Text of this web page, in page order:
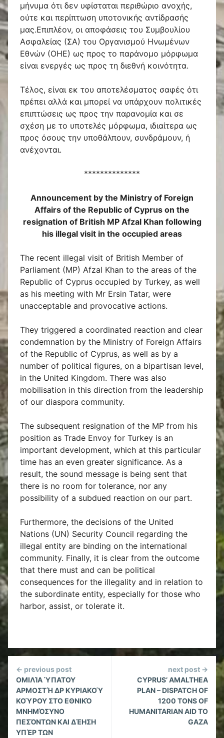
μήνυμα ότι δεν υφίσταται περιθώριο ανοχής,
ούτε και περίπτωση υποτονικής αντίδρασής
μας.Επιπλέον, οι αποφάσεις του Συμβουλίου
Ασφαλείας (ΣΑ) του Οργανισμού Ηνωμένων
Εθνών (ΟΗΕ) ως προς το παράνομο μόρφωμα
είναι ενεργές ως προς τη διεθνή κοινότητα.
Τέλος, είναι εκ του αποτελέσματος σαφές ότι
πρέπει αλλά και μπορεί να υπάρχουν πολιτικές
επιπτώσεις ως προς την παρανομία και σε
σχέση με το υποτελές μόρφωμα, ιδιαίτερα ως
προς όσους την υποθάλπουν, συνδράμουν, ή
ανέχονται.
**************
Announcement by the Ministry of Foreign
Affairs of the Republic of Cyprus on the
resignation of British MP Afzal Khan following
his illegal visit in the occupied areas
The recent illegal visit of British Member of
Parliament (MP) Afzal Khan to the areas of the
Republic of Cyprus occupied by Turkey, as well
as his meeting with Mr Ersin Tatar, were
unacceptable and provocative actions.
They triggered a coordinated reaction and clear
condemnation by the Ministry of Foreign Affairs
of the Republic of Cyprus, as well as by a
number of political figures, on a bipartisan level,
in the United Kingdom. There was also
mobilisation in this direction from the leadership
of our diaspora community.
The subsequent resignation of the MP from his
position as Trade Envoy for Turkey is an
important development, which at this particular
time has an even greater significance. As a
result, the sound message is being sent that
there is no room for tolerance, nor any
possibility of a subdued reaction on our part.
Furthermore, the decisions of the United
Nations (UN) Security Council regarding the
illegal entity are binding on the international
community. Finally, it is clear from the outcome
that there must and can be political
consequences for the illegality and in relation to
the subordinate entity, especially for those who
harbor, assist, or tolerate it.
Continue
Reading
← previous post
ΟΜΙΛΊΑ ΎΠΑΤΟΥ
ΑΡΜΟΣΤΉ ΔΡ ΚΥΡΙΑΚΟΎ
ΚΟΎΡΟΥ ΣΤΟ ΕΘΝΙΚΌ
ΜΝΗΜΌΣΥΝΟ
ΠΕΣΌΝΤΩΝ ΚΑΙ ΔΈΗΣΗ
ΥΠΈΡ ΤΩΝ
next post →
CYPRUS’ AMALTHEA
PLAN – DISPATCH OF
1200 TONS OF
HUMANITARIAN AID TO
GAZA